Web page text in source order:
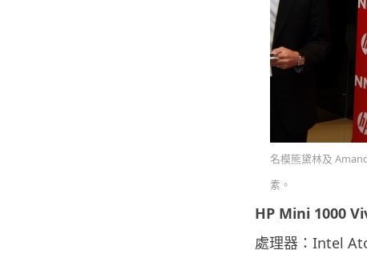
名模熊黛林及
素。
HP Mini 1000
處理器：Intel